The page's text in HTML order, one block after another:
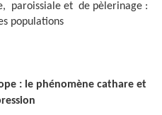
paroissiale et de pèlerinage :
populations
: le phénomène cathare et